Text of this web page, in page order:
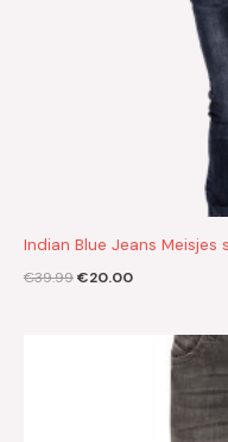
Indian Blue Jeans Meisjes
€39.99€20.00
Oorspronkelijke
Huidige